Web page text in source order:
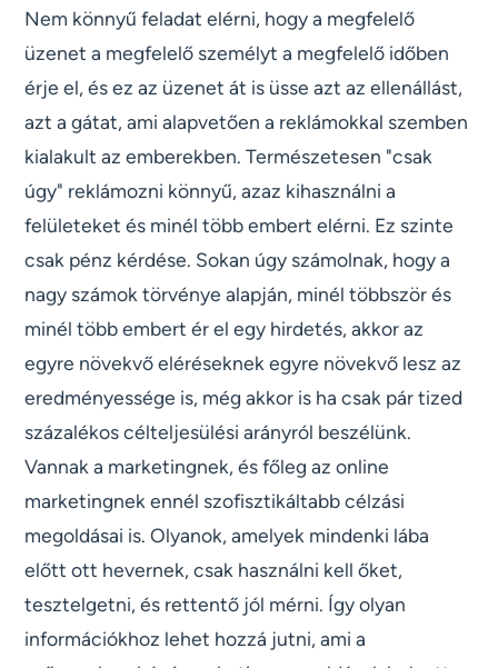
Nem könnyű feladat elérni, hogy a megfelelő
üzenet a megfelelő személyt a megfelelő időben
érje el, és ez az üzenet át is üsse azt az ellenállást,
azt a gátat, ami alapvetően a reklámokkal szemben
kialakult az emberekben. Természetesen "csak
úgy" reklámozni könnyű, azaz kihasználni a
felületeket és minél több embert elérni. Ez szinte
csak pénz kérdése. Sokan úgy számolnak, hogy a
nagy számok törvénye alapján, minél többször és
minél több embert ér el egy hirdetés, akkor az
egyre növekvő eléréseknek egyre növekvő lesz az
eredményessége is, még akkor is ha csak pár tized
százalékos célteljesülési arányról beszélünk.
Vannak a marketingnek, és főleg az online
marketingnek ennél szofisztikáltabb célzási
megoldásai is. Olyanok, amelyek mindenki lába
előtt ott hevernek, csak használni kell őket,
tesztelgetni, és rettentő jól mérni. Így olyan
információkhoz lehet hozzá jutni, ami a